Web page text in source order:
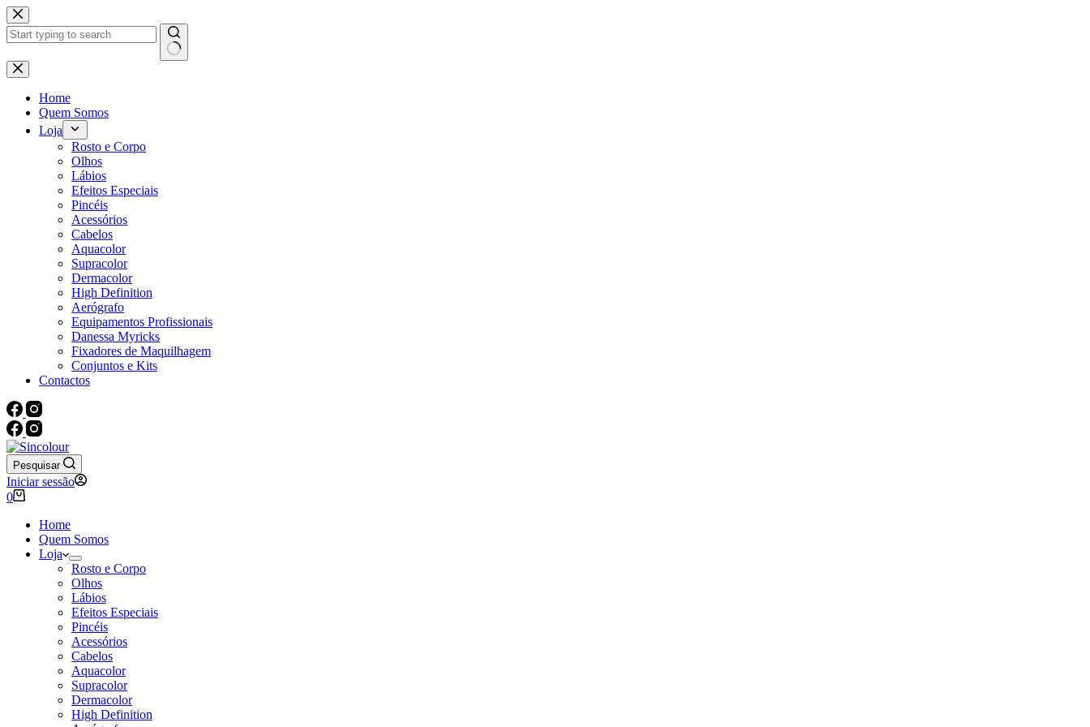
Pular
para
o
Sem
resultados
Home
Quem Somos
Loja
Rosto e Corpo
Olhos
Lábios
Efeitos Especiais
Pincéis
Acessórios
Cabelos
Aquacolor
Supracolor
Dermacolor
High Definition
Aerógrafo
Equipamentos Profissionais
Danessa Myricks
Fixadores de Maquilhagem
Conjuntos e Kits
Contactos
Pesquisar
Iniciar sessão
Carrinho
compras
0
Home
Quem Somos
Loja
Rosto e Corpo
Olhos
Lábios
Efeitos Especiais
Pincéis
Acessórios
Cabelos
Aquacolor
Supracolor
Dermacolor
High Definition